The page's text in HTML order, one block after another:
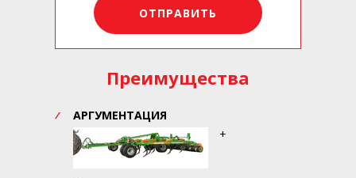
Преимущества
АРГУМЕНТАЦИЯ
+